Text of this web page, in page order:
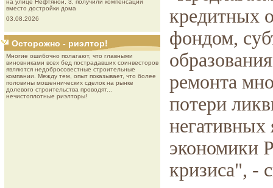
на улице Нефтяной, 3, получили компенсации
вместо достройки дома
03.08.2026
Осторожно - риэлтор!
Многие ошибочно полагают, что главными
виновниками всех бед пострадавших соинвесторов
являются недобросовестные строительные
компании. Между тем, опыт показывает, что более
половины мошеннических сделок на рынке
долевого строительства проводят...
нечистоплотные риэлторы!
кредитных
фондом,
ремонта
потери
негативных
экономики
кризиса", -